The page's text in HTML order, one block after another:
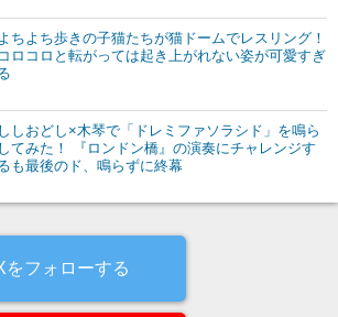
ちよち歩きの子猫たちが猫ドームでレスリング！
コロコロと転がっては起き上がれない姿が可愛すぎ
ししおどし×木琴で「ドレミファソラシド」を鳴ら
してみた！ 『ロンドン橋』の演奏にチャレンジす
も最後のド、鳴らずに終幕
をフォローする